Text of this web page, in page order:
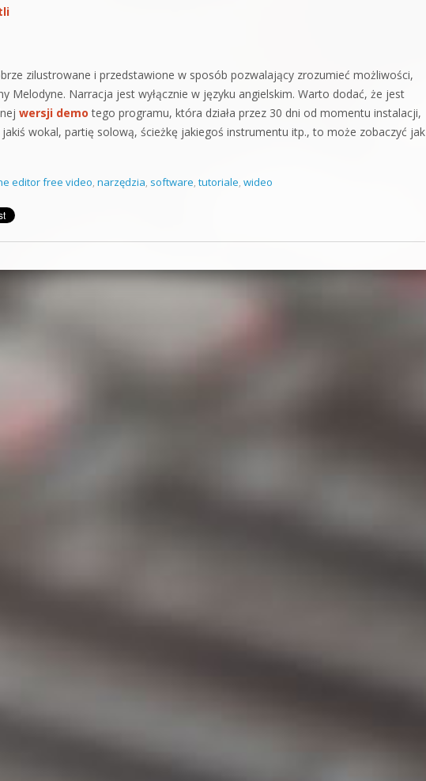
zilustrowane i przedstawione w sposób pozwalający zrozumieć możliwości,
Melodyne. Narracja jest wyłącznie w języku angielskim. Warto dodać, że jest
wersji demo tego programu, która działa przez 30 dni od momentu instalacji,
wokal, partię solową, ścieżkę jakiegoś instrumentu itp., to może zobaczyć jak
editor free video, narzędzia, software, tutoriale, wideo